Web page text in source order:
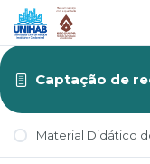
Captação de
Material Didático